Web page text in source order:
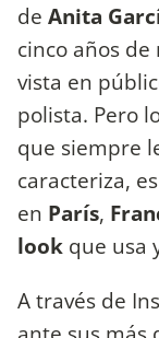
de Anita
cinco años
vista en
polista. Pero
que siempre
caracteriza,
en París,
look que usa
A través de